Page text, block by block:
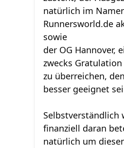
natürlich im
Runnersworld.de
sowie
der OG Hannover,
zwecks Gratulation
zu überreichen,
besser geeignet
Selbstverständlich
finanziell daran
natürlich um